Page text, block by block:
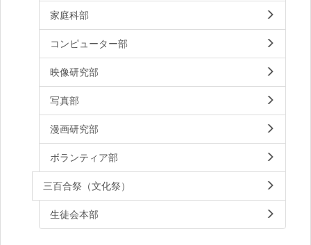
家庭科部
コンピューター部
映像研究部
写真部
漫画研究部
ボランティア部
三百合祭（文化祭）
生徒会本部